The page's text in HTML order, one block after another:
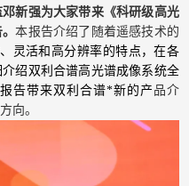
新强为大家带来《科研级高光
。本报告介绍了随着遥感技术的
灵活和高分辨率的特点，在各
绍双利合谱高光谱成像系统全
告带来双利合谱*新的产 品介
向。